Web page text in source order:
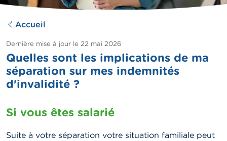
Accueil
Dernière mise à jour le 22 mai 2026
Quelles sont les implications de ma
séparation sur mes indemnités
d'invalidité ?
Si vous êtes salarié
Suite à votre séparation votre situation familiale peut